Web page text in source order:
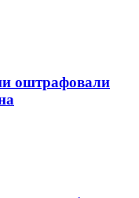
оштрафовали